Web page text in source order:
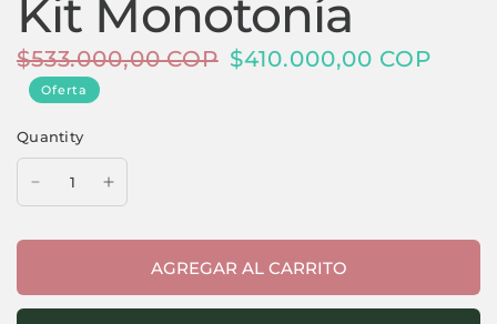
Kit Monotonía
$533.000,00 COP $410.000,00 COP
Oferta
Quantity
AGREGAR AL CARRITO